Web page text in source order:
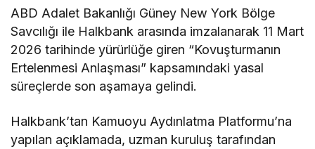
ABD Adalet Bakanlığı Güney New York Bölge
Savcılığı ile Halkbank arasında imzalanarak 11 Mart
2026 tarihinde yürürlüğe giren “Kovuşturmanın
Ertelenmesi Anlaşması” kapsamındaki yasal
süreçlerde son aşamaya gelindi.
Halkbank’tan Kamuoyu Aydınlatma Platformu’na
yapılan açıklamada, uzman kuruluş tarafından